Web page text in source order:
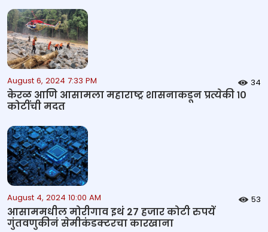
August 6, 2024 7:33 PM 34
केरळ आणि आसामला महाराष्ट्र शासनाकडून प्रत्येकी १०
कोटींची मदत
August 4, 2024 10:00 AM 53
आसाममधील मोरीगाव इथं 27 हजार कोटी रुपयें
गुंतवणुकीनं सेमीकंडक्टरचा कारखाना